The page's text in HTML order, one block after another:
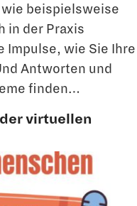
beispielsweise
in der Praxis
Impulse, wie Sie Ihre
Antworten und
finden…
virtuellen